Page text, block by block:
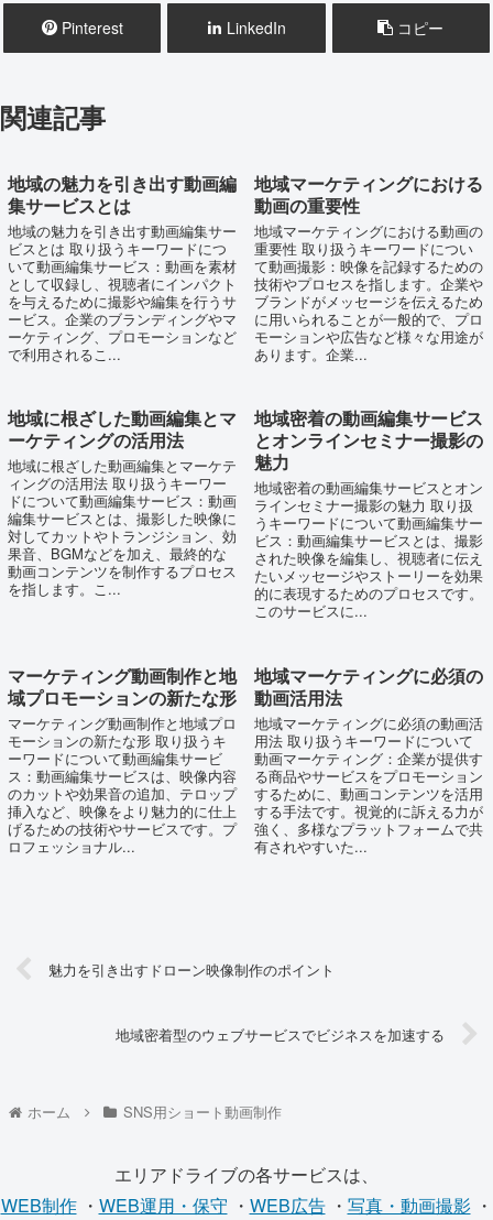
Pinterest LinkedIn コピー
関連記事
地域の魅力を引き出す動画編
集サービスとは
地域の魅力を引き出す動画編集サー
ビスとは 取り扱うキーワードにつ
いて動画編集サービス：動画を素材
として収録し、視聴者にインパクト
を与えるために撮影や編集を行うサ
ービス。企業のブランディングやマ
ーケティング、プロモーションなど
で利用されるこ...
地域マーケティングにおける
動画の重要性
地域マーケティングにおける動画の
重要性 取り扱うキーワードについ
て動画撮影：映像を記録するための
技術やプロセスを指します。企業や
ブランドがメッセージを伝えるため
に用いられることが一般的で、プロ
モーションや広告など様々な用途が
あります。企業...
地域に根ざした動画編集とマ
ーケティングの活用法
地域に根ざした動画編集とマーケテ
ィングの活用法 取り扱うキーワー
ドについて動画編集サービス：動画
編集サービスとは、撮影した映像に
対してカットやトランジション、効
果音、BGMなどを加え、最終的な
動画コンテンツを制作するプロセス
を指します。こ...
地域密着の動画編集サービス
とオンラインセミナー撮影の
魅力
地域密着の動画編集サービスとオン
ラインセミナー撮影の魅力 取り扱
うキーワードについて動画編集サー
ビス：動画編集サービスとは、撮影
された映像を編集し、視聴者に伝え
たいメッセージやストーリーを効果
的に表現するためのプロセスです。
このサービスに...
マーケティング動画制作と地
域プロモーションの新たな形
マーケティング動画制作と地域プロ
モーションの新たな形 取り扱うキ
ーワードについて動画編集サービ
ス：動画編集サービスは、映像内容
のカットや効果音の追加、テロップ
挿入など、映像をより魅力的に仕上
げるための技術やサービスです。プ
ロフェッショナル...
地域マーケティングに必須の
動画活用法
地域マーケティングに必須の動画活
用法 取り扱うキーワードについて
動画マーケティング：企業が提供す
る商品やサービスをプロモーション
するために、動画コンテンツを活用
する手法です。視覚的に訴える力が
強く、多様なプラットフォームで共
有されやすいた...
魅力を引き出すドローン映像制作のポイント
地域密着型のウェブサービスでビジネスを加速する
ホーム SNS用ショート動画制作
エリアドライブの各サービスは、
WEB制作・ WEB運用・保守 ・ WEB広告・ 写真・動画撮影・